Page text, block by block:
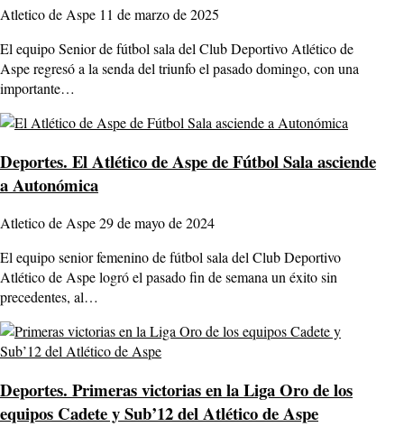
Atletico de Aspe 11 de marzo de 2025
El equipo Senior de fútbol sala del Club Deportivo Atlético de
Aspe regresó a la senda del triunfo el pasado domingo, con una
importante…
Deportes. El Atlético de Aspe de Fútbol Sala asciende
a Autonómica
Atletico de Aspe29 de mayo de 2024
El equipo senior femenino de fútbol sala del Club Deportivo
Atlético de Aspe logró el pasado fin de semana un éxito sin
precedentes, al…
Deportes. Primeras victorias en la Liga Oro de los
equipos Cadete y Sub’12 del Atlético de Aspe